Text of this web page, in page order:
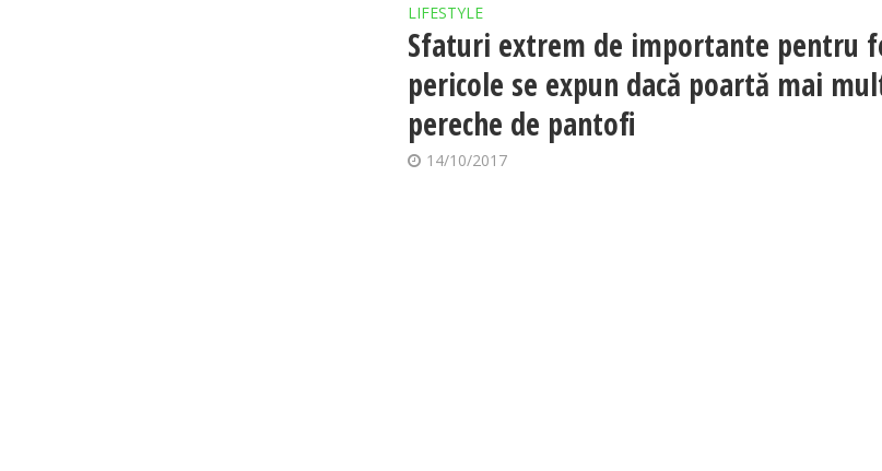
LIFESTYLE
Sfaturi extrem de importante pentru
pericole se expun dacă poartă mai
pereche de pantofi
14/10/2017